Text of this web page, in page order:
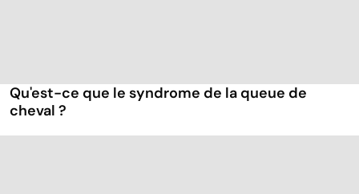
Qu'est-ce que le syndrome de la queue de
cheval ?